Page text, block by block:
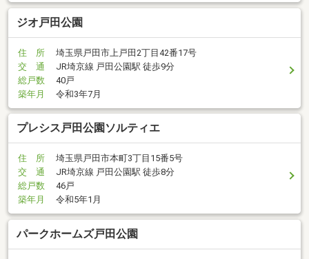
ジオ戸田公園
住 所
埼玉県戸田市上戸田2丁目42番17号
交 通
JR埼京線 戸田公園駅 徒歩9分
総戸数
40戸
築年月
令和3年7月
プレシス戸田公園ソルティエ
住 所
埼玉県戸田市本町3丁目15番5号
交 通
JR埼京線 戸田公園駅 徒歩8分
総戸数
46戸
築年月
令和5年1月
パークホームズ戸田公園